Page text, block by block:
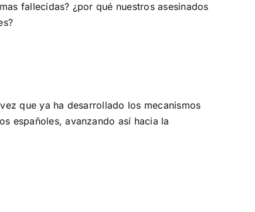
fallecidas? ¿por qué nuestros asesinados
que ya ha desarrollado los mecanismos
españoles, avanzando así hacia la